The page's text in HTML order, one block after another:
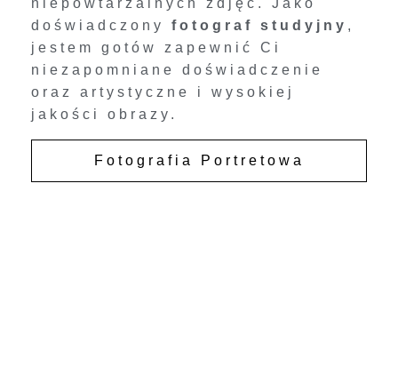
niepowtarzalnych zdjęć. Jako
doświadczony fotograf studyjny ,
jestem gotów zapewnić Ci
niezapomniane doświadczenie
oraz artystyczne i wysokiej
jakości obrazy.
Fotografia Portretowa